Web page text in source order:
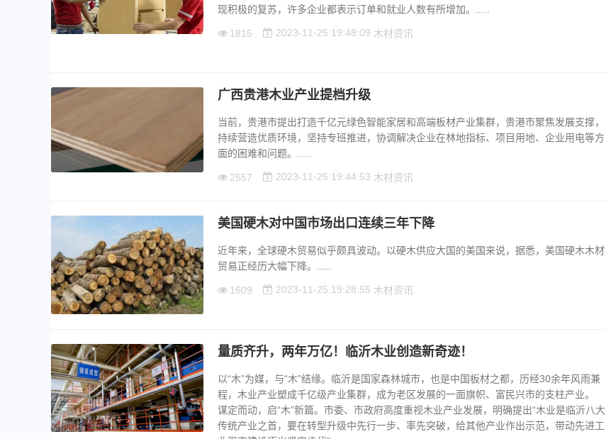
现积极的复苏，许多企业都表示订单和就业人数有所增加。.....
2023-11-25 19:48:09 木材资讯
1815
广西贵港木业产业提档升级
当前，贵港市提出打造千亿元绿色智能家居和高端板材产业集群，贵港市聚焦发展支撑，
持续营造优质环境，坚持专班推进，协调解决企业在林地指标、项目用地、企业用电等方
面的困难和问题。.....
2023-11-25 19:44:53 木材资讯
2557
美国硬木对中国市场出口连续三年下降
近年来，全球硬木贸易似乎颇具波动。以硬木供应大国的美国来说，据悉，美国硬木木材
贸易正经历大幅下降。.....
2023-11-25 19:28:55 木材资讯
1609
量质齐升，两年万亿！临沂木业创造新奇迹！
以“木”为媒，与“木”结缘。临沂是国家森林城市，也是中国板材之都，历经30余年风雨兼
程，木业产业塑成千亿级产业集群，成为老区发展的一面旗帜、富民兴市的支柱产业。
谋定而动，启“木”新篇。市委、市政府高度重视木业产业发展，明确提出“木业是临沂八大
传统产业之首，要在转型升级中先行一步、率先突破，给其他产业作出示范，带动先进工